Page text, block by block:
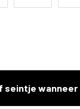
seintje wanneer